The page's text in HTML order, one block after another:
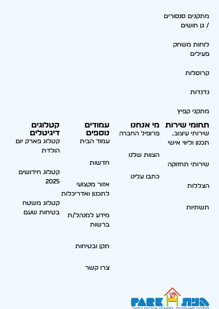
מתקנים סנסורים
/ גן חושים
לוחות משחק
פעילים
קרוסלות
נדנדות
מתקני קפיץ
תחומי שירות
שירותי עיצוב,
תכנון וליווי אישי
שירותי תחזוקה
הצללות
תשתיות
מי אנחנו
פרופיל החברה
הצוות שלנו
כתבו עלינו
עמודים
נוספים
עמוד הבית
חדשות
אזור מקצועי
לתכנון ואדריכלות
מידע למנהל/ת
ברשות
תקן ובטיחות
צרו קשר
קטלוגים
דיגיטלים
קטלוג פארק יום
הולדת
קטלוג חידושים
2025
קטלוג משטח
בטיחות שעם